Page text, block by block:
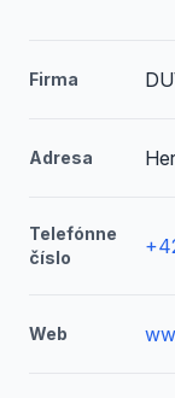
Firma
Adresa
Telefónne
číslo
Web